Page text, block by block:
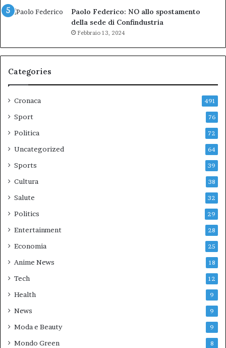
Paolo Federico: NO allo spostamento
della sede di Confindustria
Febbraio 13, 2024
Categories
Cronaca 491
Sport 76
Politica 72
Uncategorized 64
Sports 39
Cultura 38
Salute 32
Politics 29
Entertainment 28
Economia 25
Anime News 18
Tech 12
Health 9
News 9
Moda e Beauty 9
Mondo Green 8